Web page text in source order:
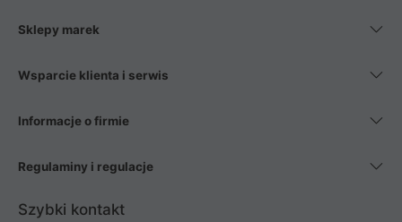
Sklepy marek
Wsparcie klienta i serwis
Informacje o firmie
Regulaminy i regulacje
Szybki kontakt